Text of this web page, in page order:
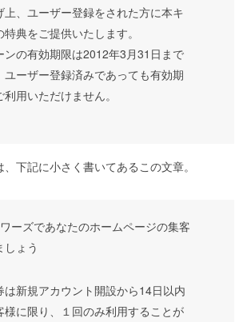
上、ユーザー登録をされた方に本キ
典をご提供いたします。
ンの有効期限は2012年3月31日まで
ユーザー登録済みであっても有効期
用いただけません。
下記に小さく書いてあるこの文章。
ーズであなたのホームページの集客
しょう
は新規アカウント開設から14日以内
様に限り、１回のみ利用することが